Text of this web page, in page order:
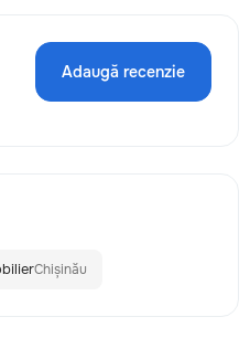
Adaugă recenzie
Chișinău